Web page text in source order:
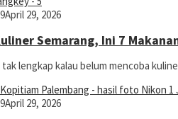
April 29, 2026
Semarang, Ini 7
lengkap kalau belum mencoba
April 29, 2026